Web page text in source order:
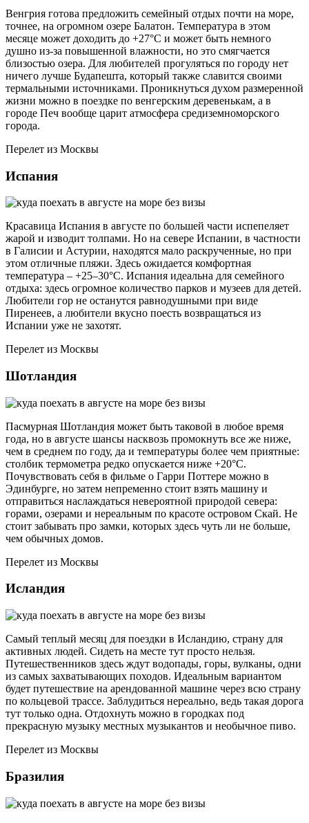
Венгрия готова предложить семейный отдых почти на море,
точнее, на огромном озере Балатон. Температура в этом
месяце может доходить до +27°С и может быть немного
душно из-за повышенной влажности, но это смягчается
близостью озера. Для любителей прогуляться по городу нет
ничего лучше Будапешта, который также славится своими
термальными источниками. Проникнуться духом размеренной
жизни можно в поездке по венгерским деревенькам, а в
городе Печ вообще царит атмосфера средиземноморского
города.
Перелет из Москвы
Испания
Красавица Испания в августе по большей части испепеляет
жарой и изводит толпами. Но на севере Испании, в частности
в Галисии и Астурии, находятся мало раскрученные, но при
этом отличные пляжи. Здесь ожидается комфортная
температура ‒ +25‒30°С. Испания идеальна для семейного
отдыха: здесь огромное количество парков и музеев для детей.
Любители гор не останутся равнодушными при виде
Пиренеев, а любители вкусно поесть возвращаться из
Испании уже не захотят.
Перелет из Москвы
Шотландия
Пасмурная Шотландия может быть таковой в любое время
года, но в августе шансы насквозь промокнуть все же ниже,
чем в среднем по году, да и температуры более чем приятные:
столбик термометра редко опускается ниже +20°С.
Почувствовать себя в фильме о Гарри Поттере можно в
Эдинбурге, но затем непременно стоит взять машину и
отправиться наслаждаться невероятной природой севера:
горами, озерами и нереальным по красоте островом Скай. Не
стоит забывать про замки, которых здесь чуть ли не больше,
чем обычных домов.
Перелет из Москвы
Исландия
Самый теплый месяц для поездки в Исландию, страну для
активных людей. Сидеть на месте тут просто нельзя.
Путешественников здесь ждут водопады, горы, вулканы, одни
из самых захватывающих походов. Идеальным вариантом
будет путешествие на арендованной машине через всю страну
по кольцевой трассе. Заблудиться нереально, ведь такая дорога
тут только одна. Отдохнуть можно в городках под
прекрасную музыку местных музыкантов и необычное пиво.
Перелет из Москвы
Бразилия